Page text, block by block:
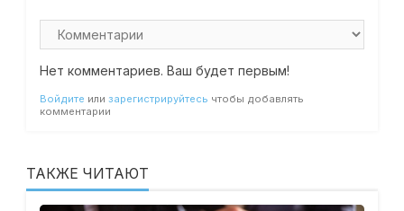
Нет комментариев. Ваш будет первым!
Войдите или зарегистрируйтесь чтобы добавлять
комментарии
ТАКЖЕ ЧИТАЮТ